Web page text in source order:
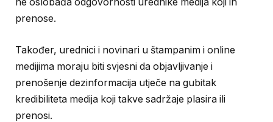
ne oslobađa odgovornosti urednike medija koji ih
prenose.
Također, urednici i novinari u štampanim i online
medijima moraju biti svjesni da objavljivanje i
prenošenje dezinformacija utječe na gubitak
kredibiliteta medija koji takve sadržaje plasira ili
prenosi.